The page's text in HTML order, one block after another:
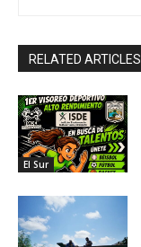
RELATED ARTICLES
El Sur